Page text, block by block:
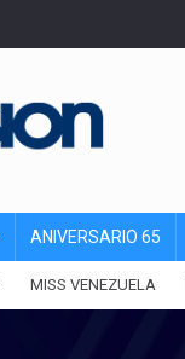
ANIVERSARIO 65
MISS VENEZUELA